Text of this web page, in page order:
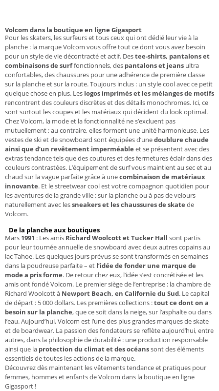
Volcom dans la boutique en ligne Gigasport
Pour les skaters, les surfeurs et tous ceux qui ont dédié leur vie à la
planche : la marque Volcom vous offre tout ce dont vous avez besoin
pour un style de vie décontracté et actif. Destee-shirts, pantalons et
combinaisons de surffonctionnels, des pantalons et jeans ultra
confortables, des chaussures pour une adhérence de première classe
sur la planche et sur la route. Toujours inclus : un style cool avec ce petit
quelque chose en plus. Les logos imprimés et les mélanges de motifs
rencontrent des couleurs discrètes et des détails monochromes. Ici, ce
sont surtout les coupes et les matériaux qui décident du look optimal.
Chez Volcom, la mode et la fonctionnalité ne s’excluent pas
mutuellement ; au contraire, elles forment une unité harmonieuse. Les
vestes de ski et de snowboard sont équipées d’unedoublure chaude
ainsi que d’un revêtement imperméable et se présentent avec des
extras tendance tels que des coutures et des fermetures éclair dans des
couleurs contrastées. L’équipement de surf vous maintient au sec et au
chaud sur la vague parfaite grâce à unecombinaison de matériaux
innovante. Et le streetwear cool est votre compagnon quotidien pour
les aventures de la grande ville : sur la planche ou à pas de velours –
naturellement avec lessneakers et les chaussures de skate de
Volcom.
De la planche aux boutiques
Mars 1991 : Les amis Richard Woolcott et Tucker Hall sont partis
pour leur tournée annuelle de snowboard avec deux autres copains au
lac Tahoe. Les quelques jours prévus se sont transformés en semaines
dans la poudreuse parfaite – et l’idée de fonder une marque de
mode a pris forme. De retour chez eux, l’idée s’est concrétisée et les
amis ont fondé Volcom. Le premier siège de l’entreprise : la chambre de
Richard Woolcott à Newport Beach, en Californie du Sud. Le capital
de départ : 5 000 dollars. Les premières collections :tout ce dont on a
besoin sur la planche, que ce soit dans la neige, sur l’asphalte ou dans
l’eau. Aujourd’hui, Volcom est l’une des plus grandes marques de skate
et de boardwear. La passion des fondateurs se reflète aujourd’hui, entre
autres, dans la philosophie de durabilité : une production responsable
ainsi que la protection du climat et des océanssont des éléments
essentiels de toutes les actions de la marque.
Découvrez dès maintenant les vêtements tendance et pratiques pour
femmes, hommes et enfants de Volcom dans la boutique en ligne
Gigasport !